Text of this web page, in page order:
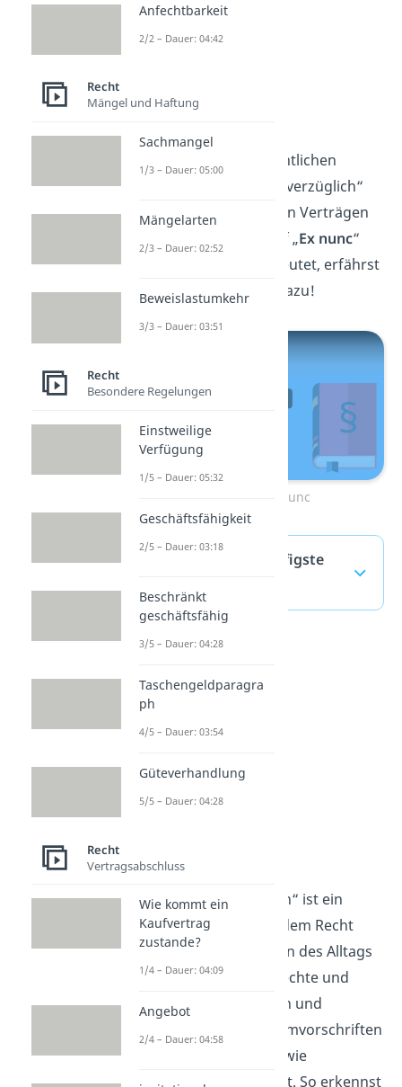
Ex nunc
Nun kennst du die wesentlichen
Aspekte des Begriffs „unverzüglich“
im rechtlichen Kontext.
In Verträgen
kann dir auch der Begriff „Ex nunc“
begegnen. Was das bedeutet, erfährst
du in unserem
Beitrag dazu!
Zum Video: ex nunc
Unverzüglich — häufigste
Recht verstehen
Der Begriff „unverzüglich“ ist ein
typischer Ausdruck aus dem Recht
und spielt in vielen Regeln des Alltags
eine Rolle. Du ordnest Rechte und
Pflichten in Verträgen ein und
arbeitest mit Fristen, Formvorschriften
und klaren Erklärungen wie
Kündigung oder Rücktritt. So erkennst
Anfechtbarkeit
2/2 – Dauer: 04:42
Recht
Mängel und Haftung
Sachmangel
1/3 – Dauer: 05:00
Mängelarten
2/3 – Dauer: 02:52
Beweislastumkehr
3/3 – Dauer: 03:51
Recht
Besondere Regelungen
Einstweilige
Verfügung
1/5 – Dauer: 05:32
Geschäftsfähigkeit
2/5 – Dauer: 03:18
Beschränkt
geschäftsfähig
3/5 – Dauer: 04:28
Taschengeldparagra
ph
4/5 – Dauer: 03:54
Güteverhandlung
5/5 – Dauer: 04:28
Recht
Vertragsabschluss
Wie kommt ein
Kaufvertrag
zustande?
1/4 – Dauer: 04:09
Angebot
2/4 – Dauer: 04:58